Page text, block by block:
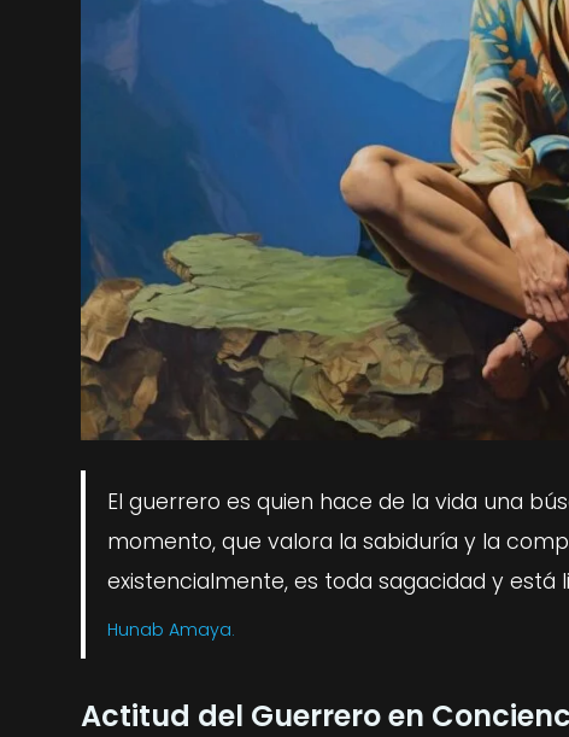
El guerrero es quien hace de la vida una
momento, que valora la sabiduría y la
existencialmente, es toda sagacidad y está
Hunab Amaya.
Actitud del Guerrero en